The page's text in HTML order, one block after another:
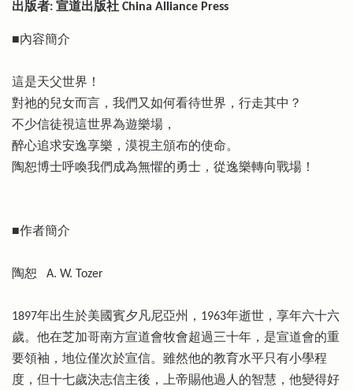
出版者: 宣道出版社 China Alliance Press
■內容簡介
這是天父世界！
對祂的兒女而言，我們又如何看待世界，行走其中？
不少信徒視這世界為遊樂場，
醉心追求安逸享樂，漠視主頒布的使命。
陶恕博士呼喚我們成為無懼的勇士，從逸樂轉向戰場！
■作者簡介
陶恕 A. W. Tozer
1897年出生於美國賓夕凡尼亞州，1963年逝世，享年六十六
歲。他在芝加哥南方宣道會牧會超過三十年，是宣道會的重
要領袖，地位僅次於宣信。雖然他的教育水平只有小學程
度，但十七歲決志信主後，上帝賜他過人的智慧，他變得好